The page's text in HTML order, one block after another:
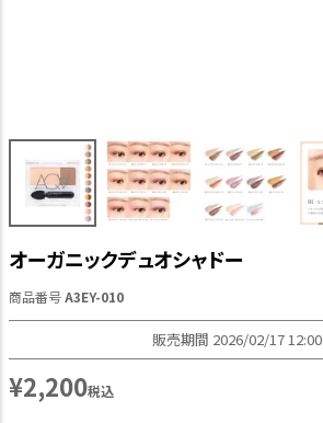
オーガニックデュオシャドー
商品番号A3EY-010
販売期間 2026/02/17 12:00
¥2,200税込